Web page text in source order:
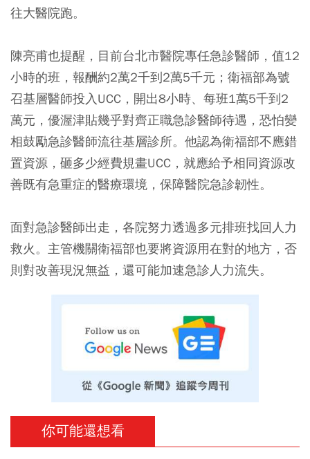
往大醫院跑。
陳亮甫也提醒，目前台北市醫院專任急診醫師，值12
小時的班，報酬約2萬2千到2萬5千元；衛福部為號
召基層醫師投入UCC，開出8小時、每班1萬5千到2
萬元，優渥津貼幾乎對齊正職急診醫師待遇，恐怕變
相鼓勵急診醫師流往基層診所。他認為衛福部不應錯
置資源，砸多少經費規畫UCC，就應給予相同資源改
善既有急重症的醫療環境，保障醫院急診韌性。
面對急診醫師出走，各院努力透過多元排班找回人力
救火。主管機關衛福部也要將資源用在對的地方，否
則對改善現況無益，還可能加速急診人力流失。
你可能還想看